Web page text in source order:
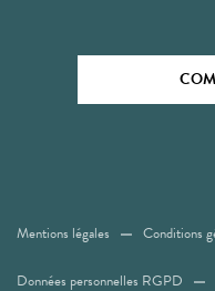
Mentions légales Conditions
Données personnelles RGPD